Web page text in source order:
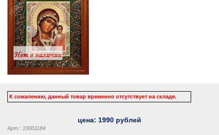
К сожалению, данный товар временно отсутствует на складе.
цена: 1990 рублей
Арт.: 10001184